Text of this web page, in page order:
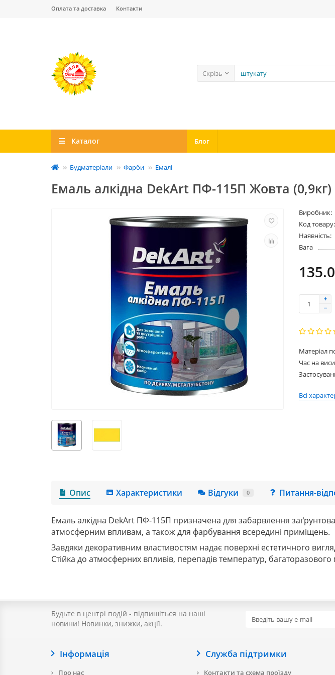
Оплата та доставка Контакти
Скрізь
Каталог Блог
Будматеріали Фарби Емалі
Емаль алкідна DekArt ПФ-115П Жовта (0,9кг)
Виробник:
Код товару:
Наявність:
Вага
Матеріал
Час на
Всі
Опис Характеристики Відгуки 0 Питання-
Емаль алкідна DekArt ПФ-115П призначена для забарвлення
атмосферним впливам, а також для фарбування всередині приміщень.
Завдяки декоративним властивостям надає поверхні естетичного
Стійка до атмосферних впливів, перепадів температур, багаторазового
Будьте в центрі подій - підпишіться на наші
новини! Новинки, знижки, акції.
Інформація
Про нас
Служба підтримки
Контакти та схема проїзду